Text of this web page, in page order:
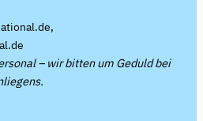
– wir bitten um Geduld bei